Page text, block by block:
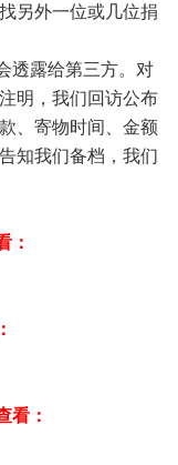
另外一位或几位捐
透露给第三方。对
明，我们回访公布
、寄物时间、金额
知我们备档，我们
：
看：